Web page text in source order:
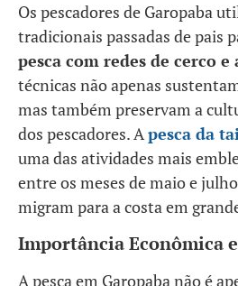
Os pescadores de Garopaba
tradicionais passadas de pais
pesca com redes de cerco e
técnicas não apenas
mas também preservam a
dos pescadores. Apesca da
uma das atividades mais
entre os meses de maio e
migram para a costa em
Importância Econômica
A pesca em Garopaba não é